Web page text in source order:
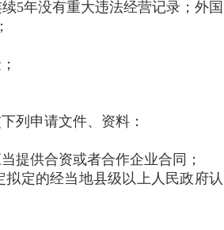
年没有重大违法经营记录；外国
申请文件、资料：
供合资或者合作企业合同；
定的经当地县级以上人民政府认